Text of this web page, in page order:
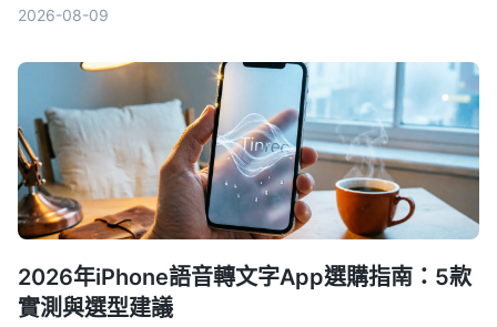
時間。
2026-08-09
2026年iPhone語音轉文字App選購指南：5款
實測與選型建議